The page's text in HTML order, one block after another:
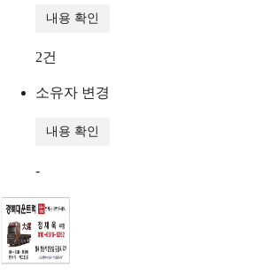
내용 확인
2건
소유자 변경
내용 확인
-